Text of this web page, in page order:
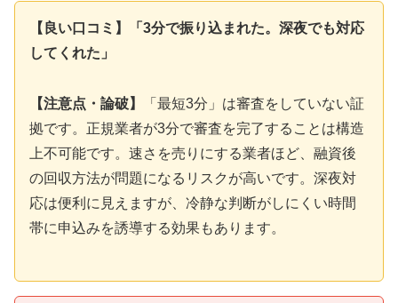
【良い口コミ】「3分で振り込まれた。深夜でも対応
してくれた」
【注意点・論破】
「最短3分」は審査をしていない証
拠です。正規業者が3分で審査を完了することは構造
上不可能です。速さを売りにする業者ほど、融資後
の回収方法が問題になるリスクが高いです。深夜対
応は便利に見えますが、冷静な判断がしにくい時間
帯に申込みを誘導する効果もあります。